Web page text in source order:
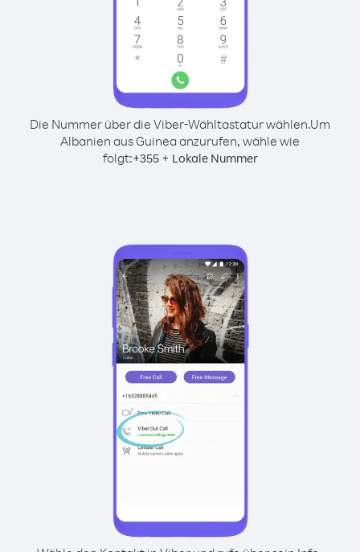
Die Nummer über die Viber-Wähltastatur wählen.Um
Albanien aus Guinea anzurufen, wähle wie
folgt:+355+ Lokale Nummer